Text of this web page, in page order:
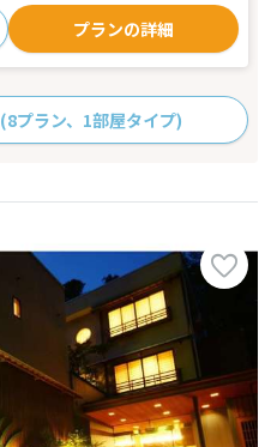
プランの詳細
(8プラン、1部屋タイプ)